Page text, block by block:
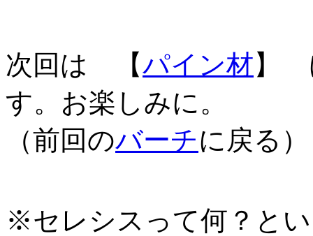
次回は 【パイン材】
す。お楽しみに。
（前回のバーチに戻る）
※セレシスって何？と